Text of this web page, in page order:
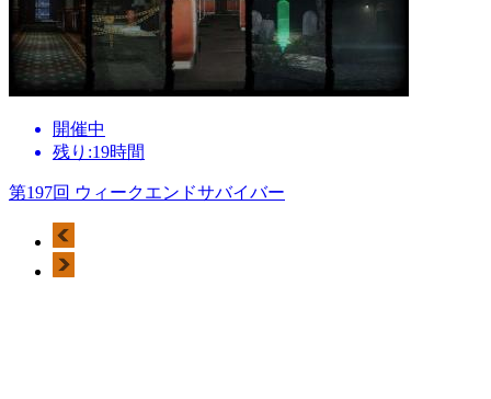
開催中
残り:19時間
第197回 ウィークエンドサバイバー